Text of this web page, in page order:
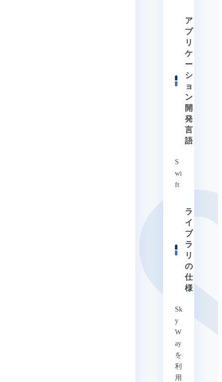
ア
プ
リ
ケ
ー
シ
ョ
ン
開
発
言
語
S
wi
ft
ラ
イ
ブ
ラ
リ
の
仕
様
Sk
y
W
ay
を
利
用